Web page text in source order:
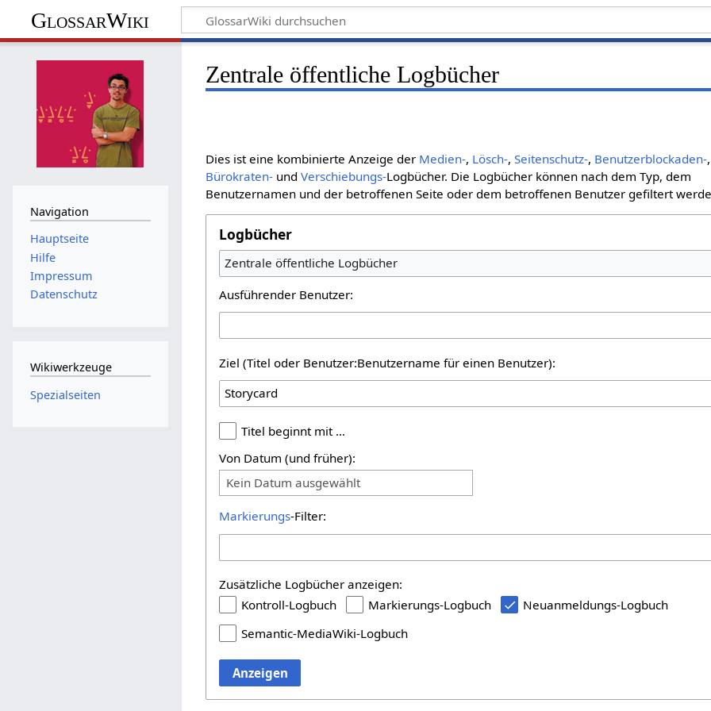
GlossarWiki
Zentrale öffentliche Logbücher
Dies ist eine kombinierte Anzeige der Medien-, Lösch-,Seitenschutz-, Benutzerblockaden-,
Bürokraten- undVerschiebungs-Logbücher. Die Logbücher können nach dem Typ, dem
Benutzernamen und der betroffenen Seite oder dem betroffenen Benutzer gefiltert
Logbücher
Zentrale öffentliche Logbücher
Ausführender Benutzer:
Ziel (Titel oder Benutzer:Benutzername für einen Benutzer):
Titel beginnt mit …
Von Datum (und früher):
Kein Datum ausgewählt
Markierungs-Filter:
Zusätzliche Logbücher anzeigen:
Kontroll-Logbuch
Markierungs-Logbuch
Neuanmeldungs-Logbuch
Semantic-MediaWiki-Logbuch
Anzeigen
Navigation
Hauptseite
Hilfe
Impressum
Datenschutz
Wikiwerkzeuge
Spezialseiten